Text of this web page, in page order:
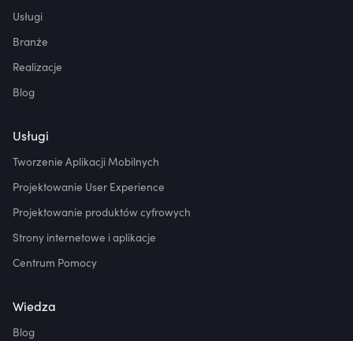
Usługi
Branże
Realizacje
Blog
Usługi
Tworzenie Aplikacji Mobilnych
Projektowanie User Experience
Projektowanie produktów cyfrowych
Strony internetowe i aplikacje
Centrum Pomocy
Wiedza
Blog